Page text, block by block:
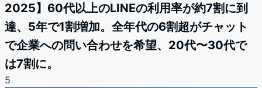
2025】60代以上のLINEの利用率が約7割に到
達、5年で1割増加。全年代の6割超がチャット
で企業への問い合わせを希望、20代〜30代で
は7割に。
5